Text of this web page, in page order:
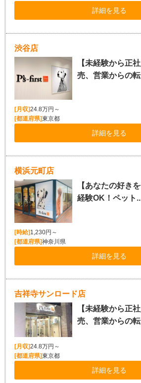
詳細を見る
渋谷店
【未経験から正
売、営業からの
[月収]24.8万円～
[都道府県]東京都
詳細を見る
横浜元町店
【あなたの好き
経験OK！ペット
[時給]1,230円～
[都道府県]神奈川県
詳細を見る
吉祥寺サンロード店
【未経験から正
売、営業からの
[月収]24.8万円～
[都道府県]東京都
詳細を見る